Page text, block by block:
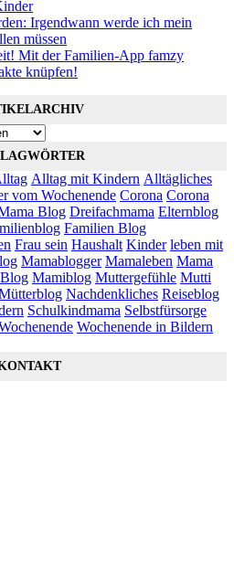
Irgendwann werde ich mein
müssen
Mit der Familien-App famzy
knüpfen!
Alltag mit Kindern Alltägliches
vom Wochenende Corona Corona
Blog Dreifachmama Elternblog
Familien Blog
Frau sein Haushalt Kinder leben mit
Mamablogger Mamaleben Mama
Mamiblog Muttergefühle Mutti
Nachdenkliches Reiseblog
Schulkindmama Selbstfürsorge
Wochenende in Bildern